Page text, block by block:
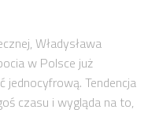
Władysława
w Polsce już
Tendencja
czasu i wygląda na to,